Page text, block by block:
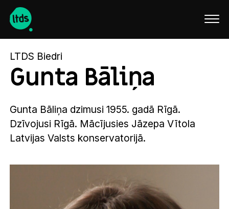
LTDS Biedri
Gunta Bāliņa
Gunta Bāliņa dzimusi 1955. gadā Rīgā.
Dzīvojusi Rīgā. Mācījusies Jāzepa Vītola
Latvijas Valsts konservatorijā.